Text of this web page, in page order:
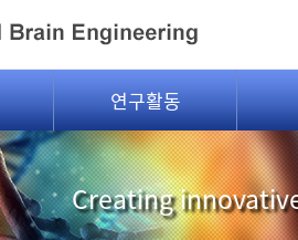
연구활동
Creating